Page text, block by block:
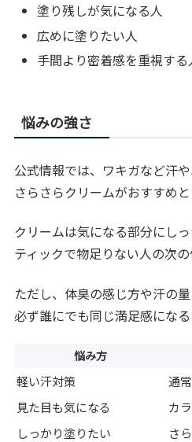
塗り残しが気になる人
広めに塗りたい人
手間より密着感を重視する
悩みの強さ
公式情報では、ワキガなど汗
さらさらクリームがおすすめ
クリームは気になる部分にし
ティックで物足りない人の次の
ただし、体臭の感じ方や汗の
必ず誰にでも同じ満足感になる
悩み方
軽い汗対策
通
見た目も気になる
カ
しっかり塗りたい
さ